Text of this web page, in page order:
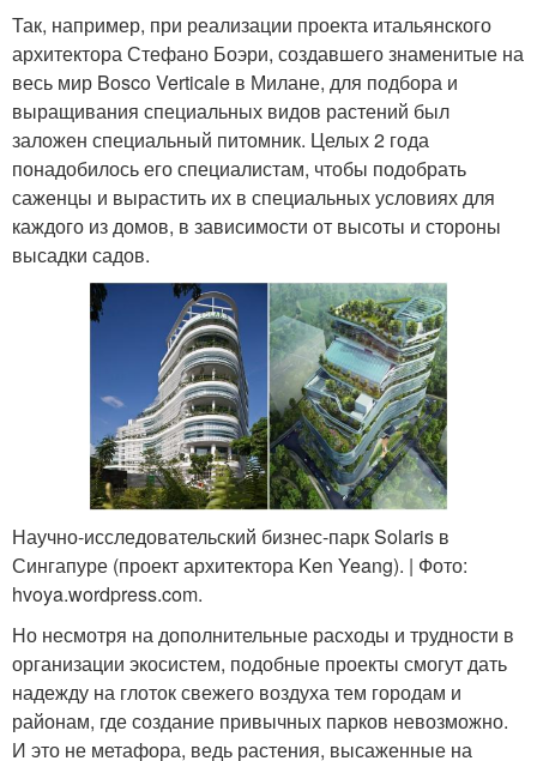
Так, например, при реализации проекта итальянского
архитектора Стефано Боэри, создавшего знаменитые на
весь мир Bosco Verticale в Милане, для подбора и
выращивания специальных видов растений был
заложен специальный питомник. Целых 2 года
понадобилось его специалистам, чтобы подобрать
саженцы и вырастить их в специальных условиях для
каждого из домов, в зависимости от высоты и стороны
высадки садов.
Научно-исследовательский бизнес-парк Solaris в
Сингапуре (проект архитектора Ken Yeang). | Фото:
hvoya.wordpress.com.
Но несмотря на дополнительные расходы и трудности в
организации экосистем, подобные проекты смогут дать
надежду на глоток свежего воздуха тем городам и
районам, где создание привычных парков невозможно.
И это не метафора, ведь растения, высаженные на